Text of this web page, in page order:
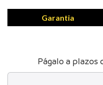
Garantia
Págalo a plazos